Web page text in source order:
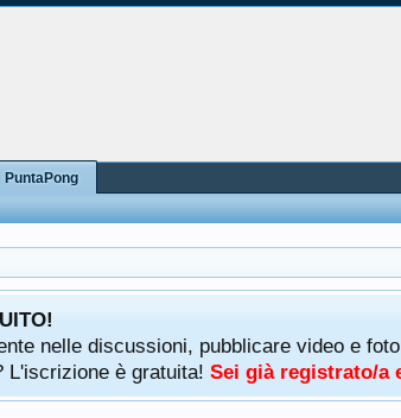
nelle discussioni, pubblicare video e
L'iscrizione è gratuita! Sei già registrato/a
PuntaPong